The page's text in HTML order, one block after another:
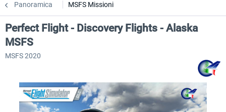
Panoramica MSFS Missioni
Perfect Flight - Discovery Flights - Alaska
MSFS
MSFS 2020